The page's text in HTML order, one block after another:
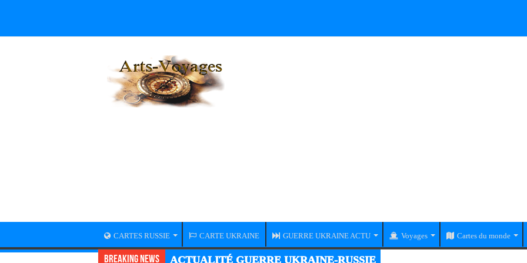
CARTES RUSSIE CARTE UKRAINE GUERRE UKRAINE ACTU Voyages Cartes du monde
Breaking News ACTUALITÉ GUERRE UKRAINE-RUSSIE